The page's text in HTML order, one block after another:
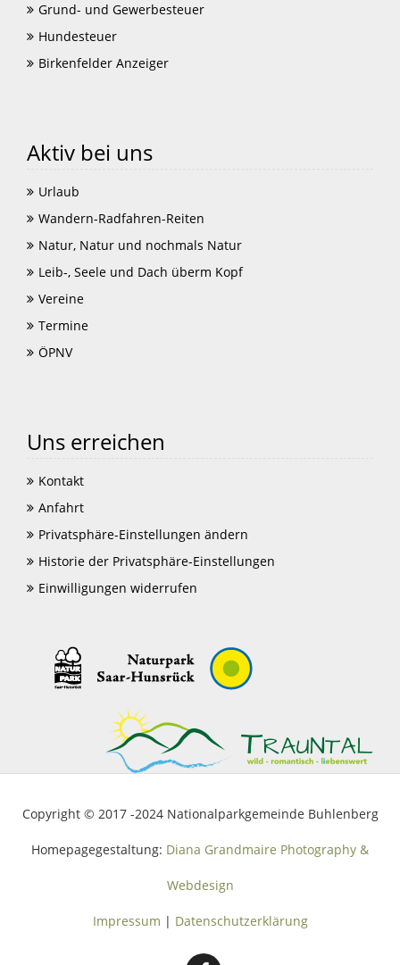
Grund- und Gewerbesteuer
Hundesteuer
Birkenfelder Anzeiger
Aktiv bei uns
Urlaub
Wandern-Radfahren-Reiten
Natur, Natur und nochmals Natur
Leib-, Seele und Dach überm Kopf
Vereine
Termine
ÖPNV
Uns erreichen
Kontakt
Anfahrt
Privatsphäre-Einstellungen ändern
Historie der Privatsphäre-Einstellungen
Einwilligungen widerrufen
Copyright © 2017 -2024 Nationalparkgemeinde Buhlenberg
Homepagegestaltung: Diana Grandmaire Photography &
Webdesign
Impressum | Datenschutzerklärung